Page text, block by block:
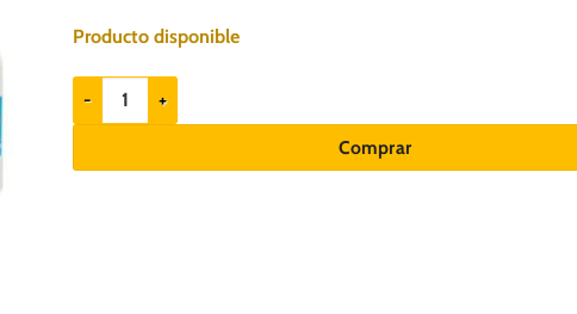
Producto disponible
Adaptil Recambio para difusor 48ml - Feromonas para perros cantidad
Comprar